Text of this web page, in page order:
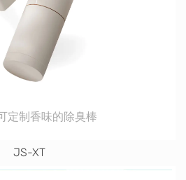
定制香味的除臭棒
JS-XT